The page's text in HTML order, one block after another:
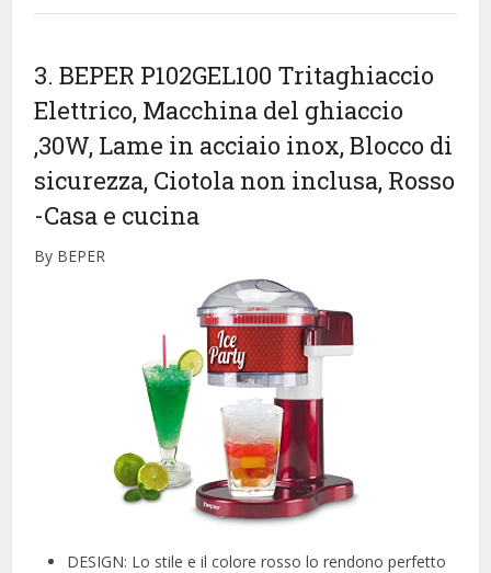
3. BEPER P102GEL100 Tritaghiaccio
Elettrico, Macchina del ghiaccio
,30W, Lame in acciaio inox, Blocco di
sicurezza, Ciotola non inclusa, Rosso
-Casa e cucina
By BEPER
DESIGN: Lo stile e il colore rosso lo rendono perfetto